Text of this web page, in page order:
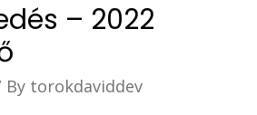
– 2022
By torokdaviddev